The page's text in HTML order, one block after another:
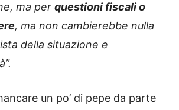
ma per questioni fiscali o
, ma non cambierebbe nulla
della situazione e
un po’ di pepe da parte